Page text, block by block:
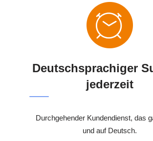
Deutschsprachiger
jederzeit
Durchgehender Kundendienst, das
und auf Deutsch.